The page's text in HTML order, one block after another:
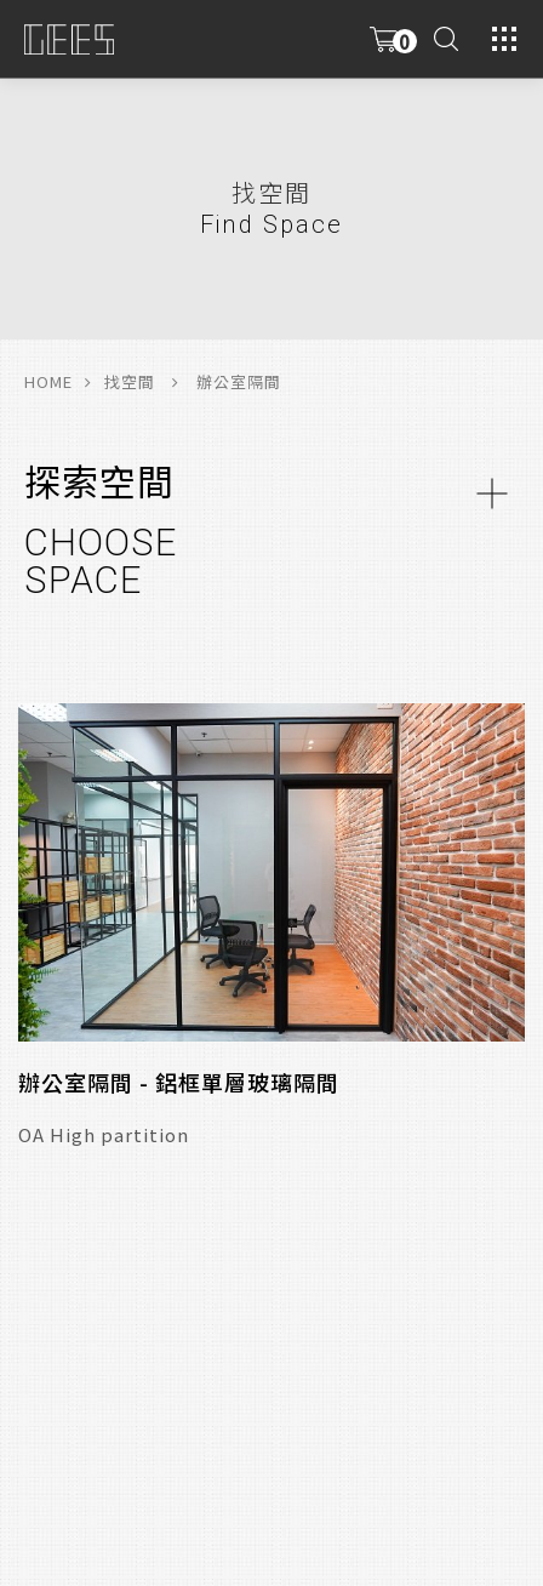
0
找空間
Find Space
HOME 找空間 辦公室隔間
探索空間
CHOOSE
SPACE
辦公室隔間 - 鋁框單層玻璃隔間
OA High partition